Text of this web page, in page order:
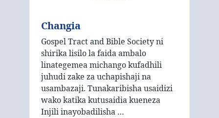
Changia
Gospel Tract and Bible Society ni
shirika lisilo la faida ambalo
linategemea michango kufadhili
juhudi zake za uchapishaji na
usambazaji. Tunakaribisha usaidizi
wako katika kutusaidia kueneza
Injili inayobadilisha …